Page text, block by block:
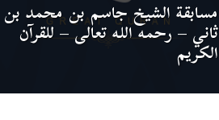
مسابقة الشيخ جاسم بن محمد بن
ثاني – رحمه الله تعالى – للقرآن
الكريم